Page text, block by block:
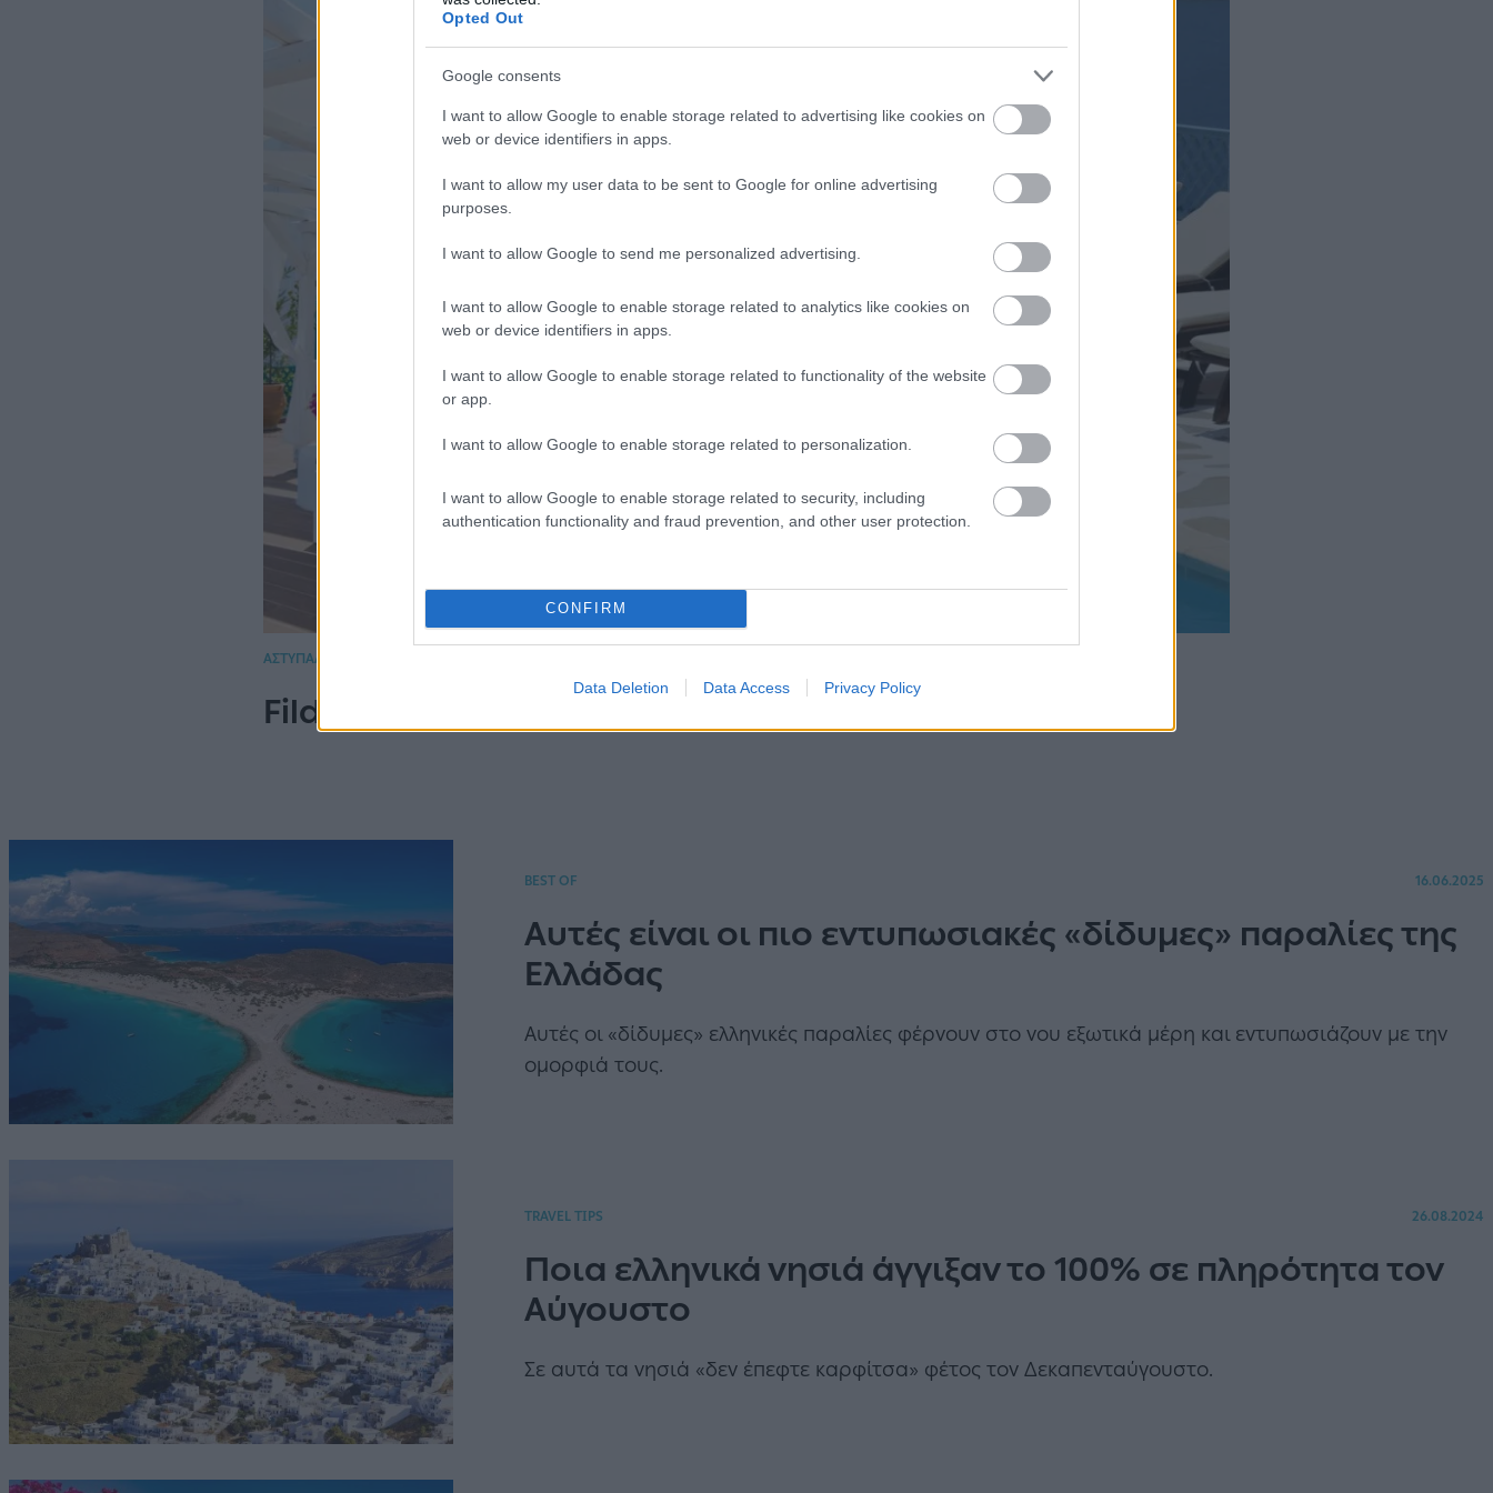
Opted Out
Google consents
I want to allow Google to enable storage related to advertising like cookies on
web or device identifiers in apps.
I want to allow my user data to be sent to Google for online advertising
purposes.
I want to allow Google to send me personalized advertising.
I want to allow Google to enable storage related to analytics like cookies on
web or device identifiers in apps.
I want to allow Google to enable storage related to functionality of the website
or app.
I want to allow Google to enable storage related to personalization.
I want to allow Google to enable storage related to security, including
authentication functionality and fraud prevention, and other user protection.
CONFIRM
Data Deletion Data Access Privacy Policy
ΑΣΤΥΠΑΛΑΙΑ - ΔΙΑΜΟΝΗ
Fildisi Boutique Hotel
BEST OF 16.06.2025
Αυτές είναι οι πιο εντυπωσιακές «δίδυμες» παραλίες της
Ελλάδας
Αυτές οι «δίδυμες» ελληνικές παραλίες φέρνουν στο νου εξωτικά μέρη και εντυπωσιάζουν με την
ομορφιά τους.
TRAVEL TIPS 26.08.2024
Ποια ελληνικά νησιά άγγιξαν το 100% σε πληρότητα τον
Αύγουστο
Σε αυτά τα νησιά «δεν έπεφτε καρφίτσα» φέτος τον Δεκαπενταύγουστο.